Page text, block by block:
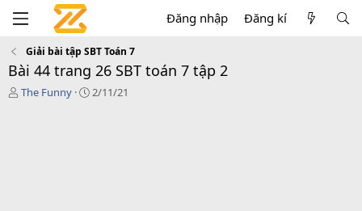
Đăng nhập Đăng kí
Giải bài tập SBT Toán 7
Bài 44 trang 26 SBT toán 7 tập 2
T
The Funny
C
2/11/21